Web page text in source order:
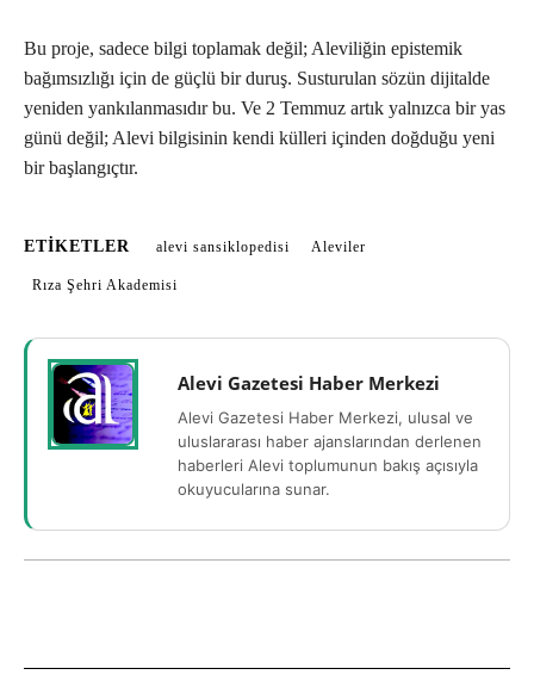
Bu proje, sadece bilgi toplamak değil; Aleviliğin epistemik
bağımsızlığı için de güçlü bir duruş. Susturulan sözün dijitalde
yeniden yankılanmasıdır bu. Ve 2 Temmuz artık yalnızca bir yas
günü değil; Alevi bilgisinin kendi külleri içinden doğduğu yeni
bir başlangıçtır.
ETIKETLER alevi sansiklopedisi Aleviler
Rıza Şehri Akademisi
Alevi Gazetesi Haber Merkezi
Alevi Gazetesi Haber Merkezi, ulusal ve
uluslararası haber ajanslarından derlenen
haberleri Alevi toplumunun bakış açısıyla
okuyucularına sunar.